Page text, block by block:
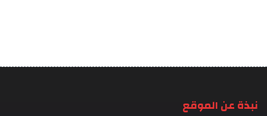
نبذة عن الموقع